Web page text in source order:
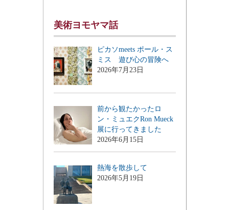
美術ヨモヤマ話
ピカソmeets ポール・ス
ミス 遊び心の冒険へ
2026年7月23日
前から観たかったロ
ン・ミュエクRon Mueck
展に行ってきました
2026年6月15日
熱海を散歩して
2026年5月19日